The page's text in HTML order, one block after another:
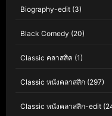
Biography-edit (3)
Black Comedy (20)
Classic คลาสสิค (1)
Classic หนังคลาสสิก (297)
Classic หนังคลาสสิก-edit